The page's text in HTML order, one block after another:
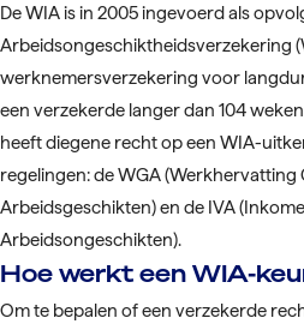
De WIA is in 2005 ingevoerd als
Arbeidsongeschiktheidsverzekering
werknemersverzekering voor
een verzekerde langer dan 104
heeft diegene recht op een WIA-
regelingen: de WGA (Werkhervatting
Arbeidsgeschikten) en de IVA
Arbeidsongeschikten).
Hoe werkt een WIA-
Om te bepalen of een verzekerde